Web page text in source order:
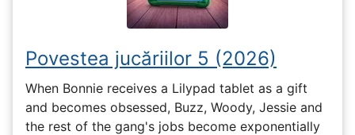
Povestea jucăriilor 5 (2026)
When Bonnie receives a Lilypad tablet as a gift
and becomes obsessed, Buzz, Woody, Jessie and
the rest of the gang's jobs become exponentially